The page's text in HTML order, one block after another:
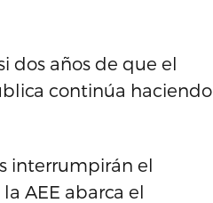
dos años de que el
continúa haciendo
interrumpirán el
AEE abarca el